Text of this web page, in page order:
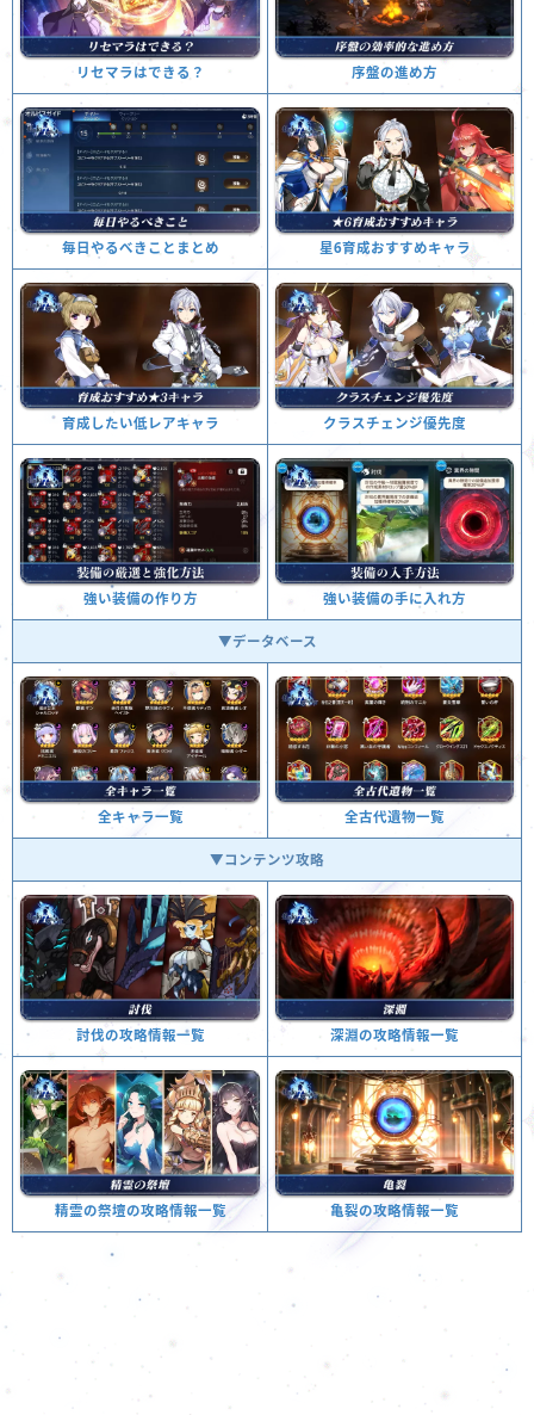
リセマラはできる？ 序盤の進め方
毎日やるべきことまとめ 星6育成おすすめキャラ
育成したい低レアキャラ クラスチェンジ優先度
強い装備の作り方 強い装備の手に入れ方
▼データベース
全キャラ一覧 全古代遺物一覧
▼コンテンツ攻略
討伐の攻略情報一覧 深淵の攻略情報一覧
精霊の祭壇の攻略情報一覧 亀裂の攻略情報一覧